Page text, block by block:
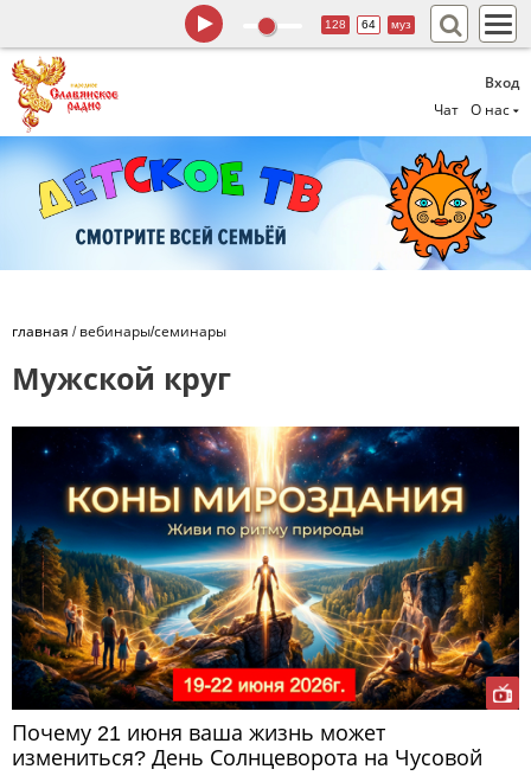
Вход
Чат
О нас
128 64 муз
главная / вебинары/семинары
Мужской круг
Почему 21 июня ваша жизнь может
измениться? День Солнцеворота на Чусовой